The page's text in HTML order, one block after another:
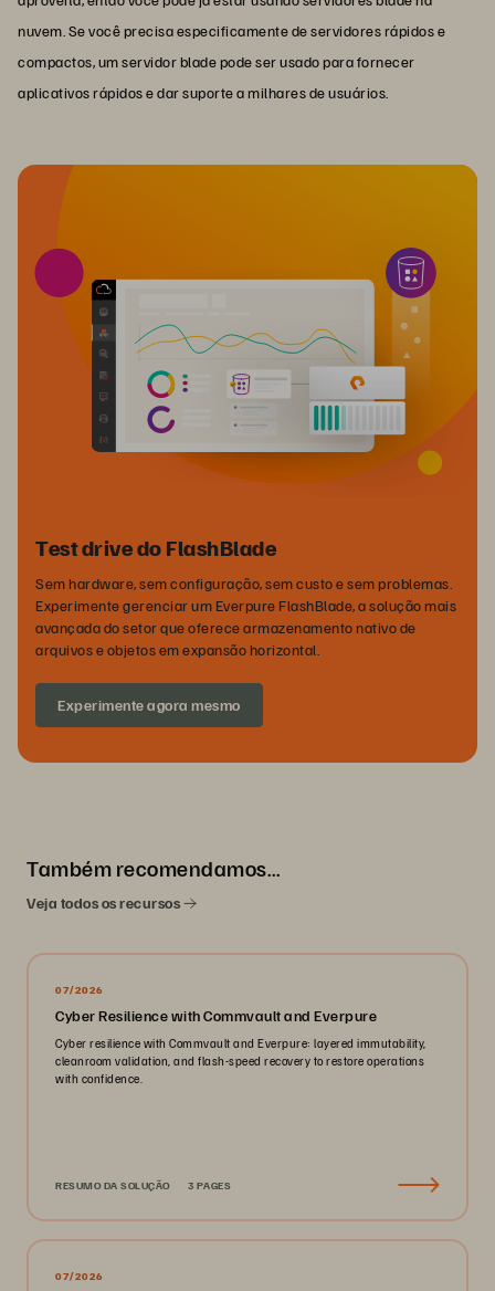
nuvem. Se você precisa especificamente de servidores rápidos e
compactos, um servidor blade pode ser usado para fornecer
aplicativos rápidos e dar suporte a milhares de usuários.
Test drive do FlashBlade
Sem hardware, sem configuração, sem custo e sem problemas.
Experimente gerenciar um Everpure FlashBlade, a solução mais
avançada do setor que oferece armazenamento nativo de
arquivos e objetos em expansão horizontal.
Experimente agora mesmo
Também recomendamos…
Veja todos os recursos
07/2026
Cyber Resilience with Commvault and Everpure
Cyber resilience with Commvault and Everpure: layered immutability,
cleanroom validation, and flash-speed recovery to restore operations
with confidence.
RESUMO DA SOLUÇÃO 3 PAGES
07/2026